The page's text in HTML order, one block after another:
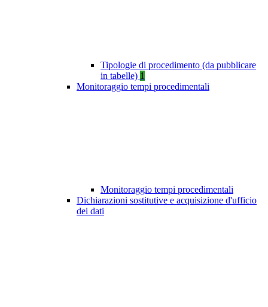
Tipologie di procedimento (da pubblicare
in tabelle) 1
Monitoraggio tempi procedimentali
Monitoraggio tempi procedimentali
Dichiarazioni sostitutive e acquisizione d'ufficio
dei dati